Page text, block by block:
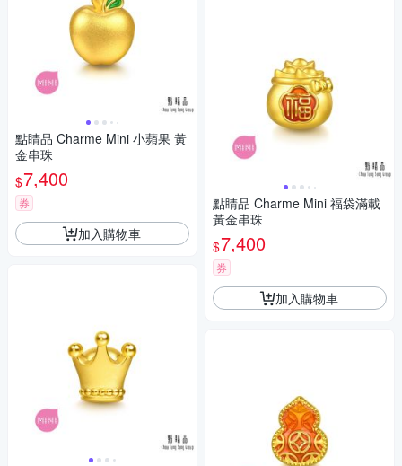
點睛品 Charme Mini 小蘋果 黃
金串珠
$7,400
券
加入購物車
點睛品 Charme Mini 福袋滿載
黃金串珠
$7,400
券
加入購物車